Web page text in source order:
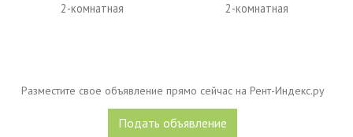
2-комнатная
2-комнатная
Разместите свое объявление прямо сейчас на Рент-Индекс.ру
Подать объявление